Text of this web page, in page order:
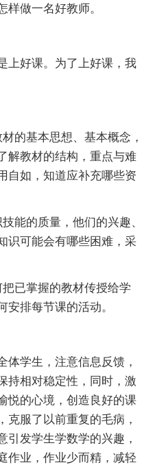
样做一名好教师。
上好课。为了上好课，我
的基本思想、基本概念，
解教材的结构，重点与难
自如，知道应补充哪些资
能的质量，他们的兴趣、
识可能会有哪些困难，采
已掌握的教材传授给学
安排每节课的活动。
体学生，注意信息反馈，
持相对稳定性，同时，激
悦的心境，创造良好的课
克服了以前重复的毛病，
引发学生学数学的兴趣，
作业，作业少而精，减轻